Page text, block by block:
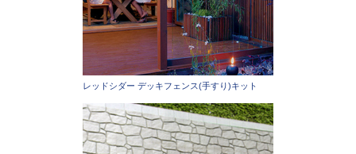
レッドシダー デッキフェンス(手すり)キット